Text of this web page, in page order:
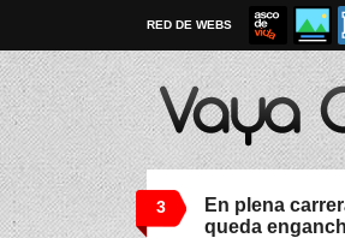
RED DE WEBS
3
En plena
queda